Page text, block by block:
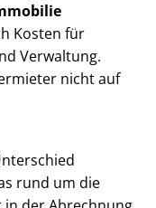
Kosten für
Verwaltung.
nicht auf
rund um die